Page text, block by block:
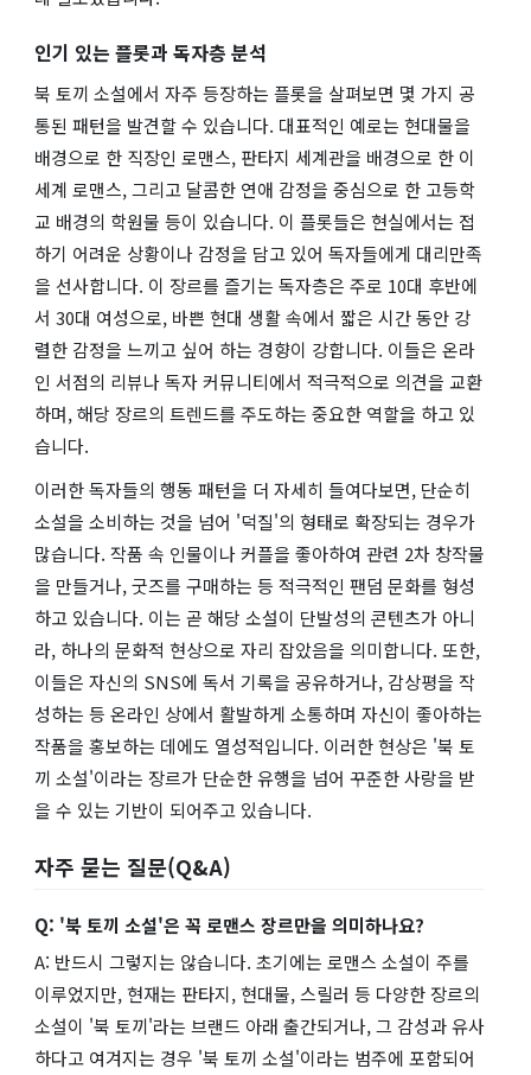
인기 있는 플롯과 독자층 분석
북 토끼 소설에서 자주 등장하는 플롯을 살펴보면 몇 가지 공
통된 패턴을 발견할 수 있습니다. 대표적인 예로는 현대물을
배경으로 한 직장인 로맨스, 판타지 세계관을 배경으로 한 이
세계 로맨스, 그리고 달콤한 연애 감정을 중심으로 한 고등학
교 배경의 학원물 등이 있습니다. 이 플롯들은 현실에서는 접
하기 어려운 상황이나 감정을 담고 있어 독자들에게 대리만족
을 선사합니다. 이 장르를 즐기는 독자층은 주로 10대 후반에
서 30대 여성으로, 바쁜 현대 생활 속에서 짧은 시간 동안 강
렬한 감정을 느끼고 싶어 하는 경향이 강합니다. 이들은 온라
인 서점의 리뷰나 독자 커뮤니티에서 적극적으로 의견을 교환
하며, 해당 장르의 트렌드를 주도하는 중요한 역할을 하고 있
습니다.
이러한 독자들의 행동 패턴을 더 자세히 들여다보면, 단순히
소설을 소비하는 것을 넘어 '덕질'의 형태로 확장되는 경우가
많습니다. 작품 속 인물이나 커플을 좋아하여 관련 2차 창작물
을 만들거나, 굿즈를 구매하는 등 적극적인 팬덤 문화를 형성
하고 있습니다. 이는 곧 해당 소설이 단발성의 콘텐츠가 아니
라, 하나의 문화적 현상으로 자리 잡았음을 의미합니다. 또한,
이들은 자신의 SNS에 독서 기록을 공유하거나, 감상평을 작
성하는 등 온라인 상에서 활발하게 소통하며 자신이 좋아하는
작품을 홍보하는 데에도 열성적입니다. 이러한 현상은 '북 토
끼 소설'이라는 장르가 단순한 유행을 넘어 꾸준한 사랑을 받
을 수 있는 기반이 되어주고 있습니다.
자주 묻는 질문(Q&A)
Q: '북 토끼 소설'은 꼭 로맨스 장르만을 의미하나요?
A: 반드시 그렇지는 않습니다. 초기에는 로맨스 소설이 주를
이루었지만, 현재는 판타지, 현대물, 스릴러 등 다양한 장르의
소설이 '북 토끼'라는 브랜드 아래 출간되거나, 그 감성과 유사
하다고 여겨지는 경우 '북 토끼 소설'이라는 범주에 포함되어